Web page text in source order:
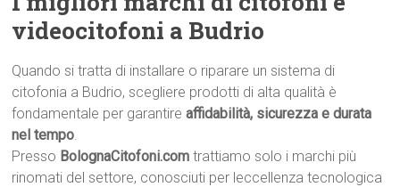
videocitofoni a Budrio
Quando si tratta di installare o riparare un sistema di
citofonia a Budrio, scegliere prodotti di alta qualità è
fondamentale per garantireaffidabilità, sicurezza e durata
nel tempo.
Presso BolognaCitofoni.com trattiamo solo i marchi più
rinomati del settore, conosciuti per leccellenza tecnologica